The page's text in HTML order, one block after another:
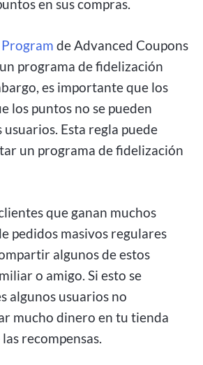
en sus compras.
de Advanced Coupons
programa de fidelización
es importante que los
los puntos no se pueden
Esta regla puede
un programa de fidelización
que ganan muchos
pedidos masivos regulares
algunos de estos
o amigo. Si esto se
algunos usuarios no
mucho dinero en tu tienda
recompensas.